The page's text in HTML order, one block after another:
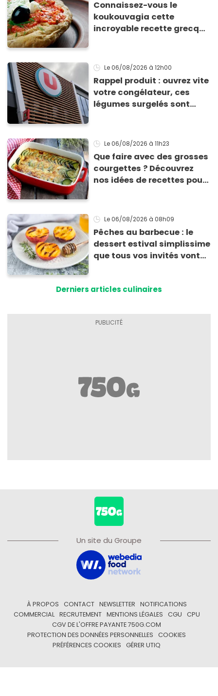
Connaissez-vous le
koukouvagia cette
incroyable recette grecque
Le 06/08/2026 à 12h00
Rappel produit : ouvrez vite
votre congélateur, ces
légumes surgelés sont
Le 06/08/2026 à 11h23
Que faire avec des grosses
courgettes ? Découvrez
nos idées de recettes pour
Le 06/08/2026 à 08h09
Pêches au barbecue : le
dessert estival simplissime
que tous vos invités vont
Derniers articles culinaires
Un site du Groupe
À PROPOS CONTACT NEWSLETTER
NOTIFICATIONS
COMMERCIAL
RECRUTEMENT MENTIONS LÉGALES CGU
CPU
CGV DE L'OFFRE PAYANTE 750G.COM
PROTECTION DES DONNÉES PERSONNELLES
COOKIES
PRÉFÉRENCES COOKIES
GÉRER UTIQ